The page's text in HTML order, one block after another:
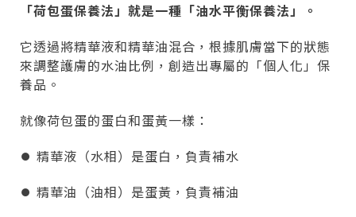
「荷包蛋保養法」就是一種「油水平衡保養法」。
它透過將精華液和精華油混合，根據肌膚當下的狀態
來調整護膚的水油比例，創造出專屬的「個人化」保
養品。
就像荷包蛋的蛋白和蛋黃一樣：
⏺︎ 精華液（水相）是蛋白，負責補水
⏺︎ 精華油（油相）是蛋黃，負責補油